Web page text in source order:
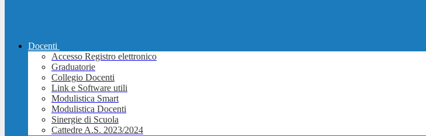
Docenti
Accesso Registro elettronico
Graduatorie
Collegio Docenti
Link e Software utili
Modulistica Smart
Modulistica Docenti
Sinergie di Scuola
Cattedre A.S. 2023/2024